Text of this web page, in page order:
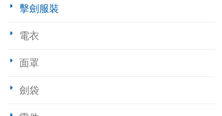
擊劍服裝
電衣
面罩
劍袋